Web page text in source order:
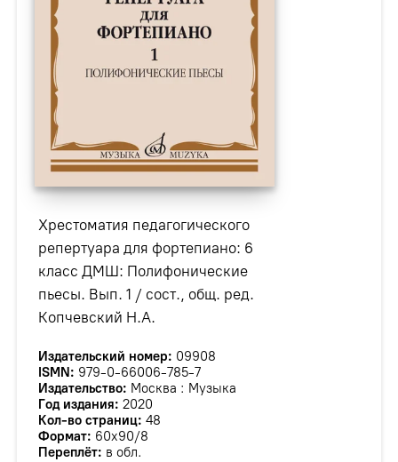
Хрестоматия педагогического
репертуара для фортепиано: 6
класс ДМШ: Полифонические
пьесы. Вып. 1 / сост., общ. ред.
Копчевский Н.А.
Издательский номер: 09908
ISMN: 979-0-66006-785-7
Издательство: Москва : Музыка
Год издания: 2020
Кол-во страниц: 48
Формат: 60х90/8
Переплёт: в обл.